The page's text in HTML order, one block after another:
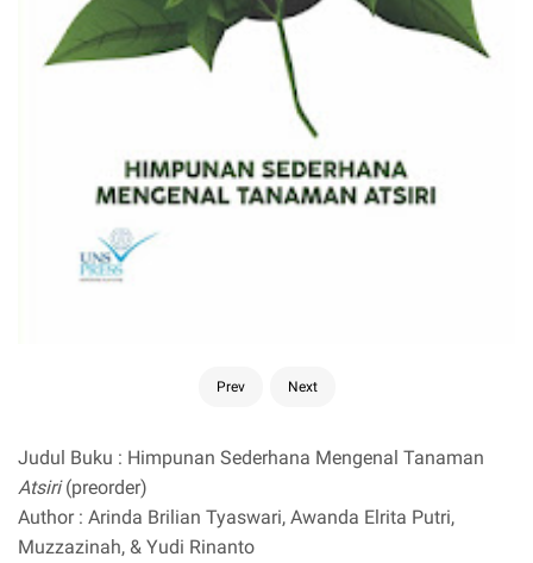
Prev Next
Judul Buku : Himpunan Sederhana Mengenal Tanaman
Atsiri(preorder)
Author : Arinda Brilian Tyaswari, Awanda Elrita Putri,
Muzzazinah, & Yudi Rinanto